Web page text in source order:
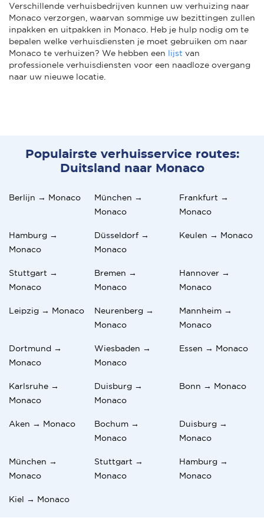
Verschillende verhuisbedrijven kunnen uw verhuizing naar
Monaco verzorgen, waarvan sommige uw bezittingen zullen
inpakken en uitpakken in Monaco. Heb je hulp nodig om te
bepalen welke verhuisdiensten je moet gebruiken om naar
Monaco te verhuizen? We hebben een lijst van
professionele verhuisdiensten voor een naadloze overgang
naar uw nieuwe locatie.
Populairste verhuisservice routes:
Duitsland naar Monaco
Berlijn → Monaco
München →
Monaco
Frankfurt →
Monaco
Hamburg →
Monaco
Düsseldorf →
Monaco
Keulen → Monaco
Stuttgart →
Monaco
Bremen →
Monaco
Hannover →
Monaco
Leipzig → Monaco
Neurenberg →
Monaco
Mannheim →
Monaco
Dortmund →
Monaco
Wiesbaden →
Monaco
Essen → Monaco
Karlsruhe →
Monaco
Duisburg →
Monaco
Bonn → Monaco
Aken → Monaco
Bochum →
Monaco
Duisburg →
Monaco
München →
Monaco
Stuttgart →
Monaco
Hamburg →
Monaco
Kiel → Monaco